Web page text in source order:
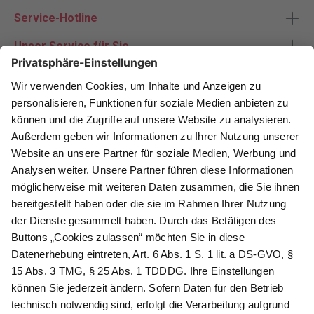
Service-Hotline
Unser Service für Sie
Zahlungsarten
Newsletter abonnieren
Als Dankeschön für Ihr D&K Newsletter-Abo
erhalten Sie ein 10 € -Gutschein:
Das sind Ihre Vorteile
@ Newsletter Abonnieren